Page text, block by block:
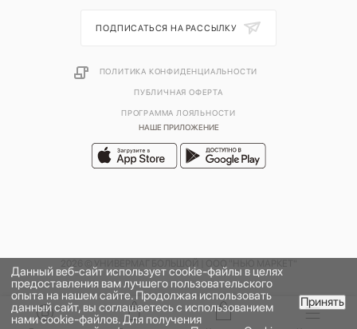
НАШЕ ПРИЛОЖЕНИЕ
ПОДПИСАТЬСЯ НА РАССЫЛКУ
ПОЛИТИКА КОНФИДЕНЦИАЛЬНОСТИ
ПУБЛИЧНАЯ ОФЕРТА
ПРОГРАММА ЛОЯЛЬНОСТИ
Данный веб-сайт использует cookie-файлы в целях
предоставления вам лучшего пользовательского
опыта на нашем сайте. Продолжая использовать
данный сайт, вы соглашаетесь с использованием
нами cookie-файлов. Для получения
Принять